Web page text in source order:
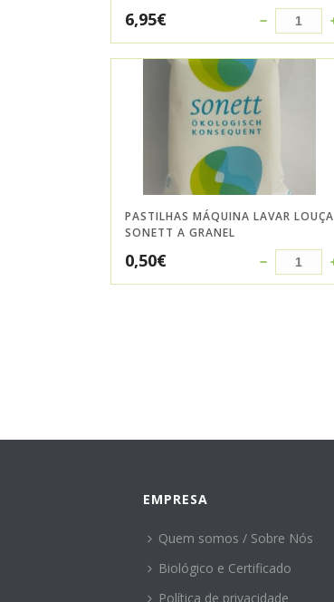
6,95€
PASTILHAS MÁQUINA LAVAR LOUÇA
SONETT A GRANEL
0,50€
EMPRESA
Quem somos / Sobre Nós
Biológico e Certificado
Política de privacidade